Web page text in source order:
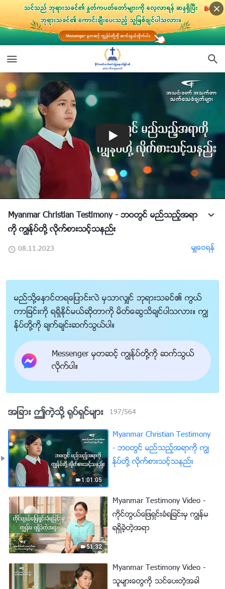
Myanmar Christian Testimony - ဘဝတြင္ မည္သည့္အရာ
ကို ကြၽန္ုပ္တို႔ လိုက္စားသင့္သနည္း
08.11.2023 မွ်ေဝရန္
မည္သို႔ေႏွာင္တရေျပာင္းလဲ မွသာလွ်င္ ဘုရားသခင္၏ ကြယ္
ကာျခင္းကို ရရွိႏိုင္မယ္ဆိုတာကို မိတ္ေဆြသိခ်င္ပါသလား။ ကြၽ
န္ုပ္တို႔ကို ခ်က္ခ်င္းဆက္သြယ္ပါ။
Messenger မွတဆင့္ ကြၽန္ုပ္တို႔ကို ဆက္သြယ္
လိုက္ပါ။
အျခား ဤကဲ့သို႔ ႐ုပ္ရွင္မ်ား 197/564
1:01:05
Myanmar Christian Testimony
- ဘဝတြင္ မည္သည့္အရာကို ကြၽ
န္ုပ္တို႔ လိုက္စားသင့္သနည္း
51:32
Myanmar Testimony Video -
ကိုင္တြယ္ေျဖရွင္းခံရျခင္းမွ ကြၽန္မ
ရရွိခဲ့တဲ့အရာ
Myanmar Testimony Video -
သူမ်ားေတြကို သင္ေပးတဲ့အခါ